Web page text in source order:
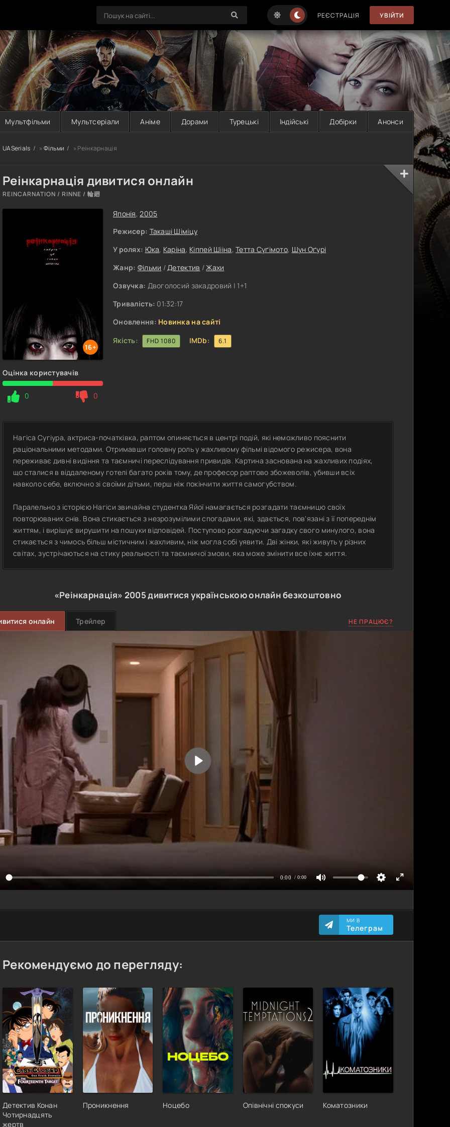
РЕЄСТРАЦІЯ УВІЙТИ
Мультфільми Мультсеріали Аніме Дорами Турецькі Індійські Добірки Анонси
UASerials » Фільми » Реінкарнація
Реінкарнація дивитися онлайн
REINCARNATION / RINNE / 輪廻
16+
Оцінка користувачів
0 0
Японія,2005
Режисер: Такаші Шіміцу
У ролях: Юка, Каріна, Кіппей Шііна,Тетта Суґімото, Шун Оґурі
Жанр: Фільми /Детектив /Жахи
Озвучка: Двоголосий закадровий | 1+1
Тривалість: 01:32:17
Оновлення: Новинка на сайті
Якість:
FHD 1080 IMDb: 6.1
Нагіса Сугіура, актриса-початківка, раптом опиняється в центрі подій, які неможливо пояснити
раціональними методами. Отримавши головну роль у жахливому фільмі відомого режисера, вона
переживає дивні видіння та таємничі переслідування привидів. Картина заснована на жахливих подіях,
що сталися в віддаленому готелі багато років тому, де професор раптово збожеволів, убивши всіх
навколо себе, включно зі своїми дітьми, перш ніж покінчити життя самогубством.
Паралельно з історією Нагіси звичайна студентка Яйої намагається розгадати таємницю своїх
повторюваних снів. Вона стикається з незрозумілими спогадами, які, здається, пов'язані з її попереднім
життям, і вирішує вирушити на пошуки відповідей. Поступово розгадуючи загадку свого минулого, вона
стикається з чимось більш містичним і жахливим, ніж могла собі уявити. Дві жінки, які живуть у різних
світах, зустрічаються на стику реальності та таємничої змови, яка може змінити все їхнє життя.
«Реінкарнація» 2005дивитися українською онлайн безкоштовно
онлайн Трейлер НЕ ПРАЦЮЄ?
МИ В
Телеграм
Рекомендуємо до перегляду:
Детектив Конан
Чотирнадцять
жертв
Проникнення Ноцебо Опівнічні спокуси Коматозники